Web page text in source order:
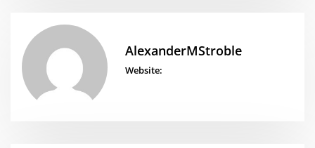
AlexanderMStroble
Website: